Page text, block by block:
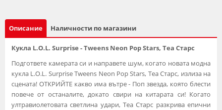
Описание Наличности по магазини
Кукла L.O.L. Surprise - Tweens Neon Pop Stars, Теа Старс
Подгответе камерата си и направете шум, когато новата модна
кукла L.O.L. Surprise Tweens Neon Pop Stars, Теа Старс, излиза на
сцената! ОТКРИЙТЕ какво има вътре - Поп звезда, която блести
повече от останалите, докато свири на китарата си! Когато
ултравиолетовата светлина удари, Теа Старс разкрива епични